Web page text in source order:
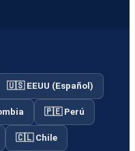
🇺🇸 EEUU (Español)
🇵🇪 Perú
🇨🇱 Chile